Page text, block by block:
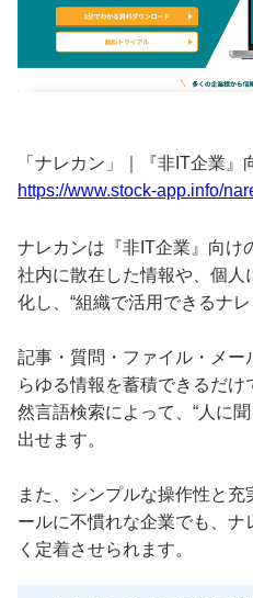
「ナレカン」｜『非IT企業
https://www.stock-app.info/
ナレカンは『非IT企業』向け
社内に散在した情報や、個
化し、“組織で活用できるナレ
記事・質問・ファイル・メ
らゆる情報を蓄積できるだ
然言語検索によって、“人に
出せます。
また、シンプルな操作性と
ールに不慣れな企業でも、
く定着させられます。